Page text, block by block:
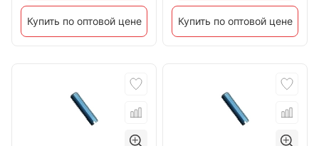
Купить по оптовой цене Купить по оптовой цене